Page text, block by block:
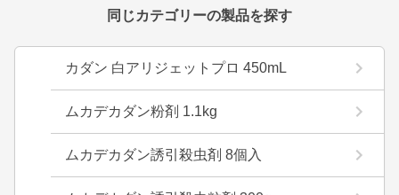
同じカテゴリーの製品を探す
カダン 白アリジェットプロ 450mL
ムカデカダン粉剤 1.1kg
ムカデカダン誘引殺虫剤 8個入